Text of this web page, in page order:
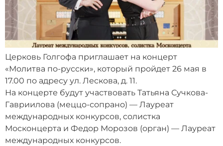
Церковь Голгофа приглашает на концерт
«Молитва по-русски», который пройдет 26 мая в
17.00 по адресу ул. Лескова, д. 11.
На концерте будут участвовать Татьяна Сучкова-
Гавриилова (меццо-сопрано) — Лауреат
международных конкурсов, солистка
Москонцерта и Федор Морозов (орган) — Лауреат
международных конкурсов.